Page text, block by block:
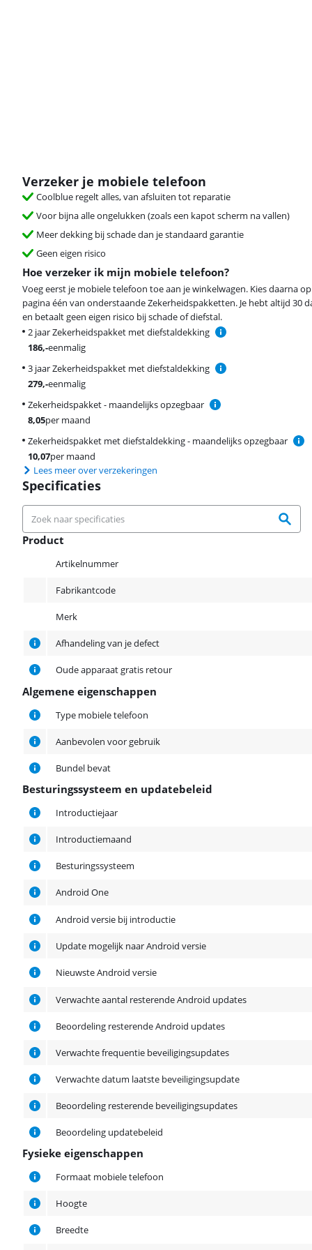
Verzeker je mobiele telefoon
Coolblue regelt alles, van afsluiten tot reparatie
Voor bijna alle ongelukken (zoals een kapot scherm na vallen)
Meer dekking bij schade dan je standaard garantie
Geen eigen risico
Hoe verzeker ik mijn mobiele telefoon?
Voeg eerst je mobiele telefoon toe aan je winkelwagen. Kies daarna
pagina één van onderstaande Zekerheidspakketten. Je hebt altijd 30
en betaalt geen eigen risico bij schade of diefstal.
2 jaar Zekerheidspakket met diefstaldekking
186,-eenmalig
3 jaar Zekerheidspakket met diefstaldekking
279,-eenmalig
Zekerheidspakket - maandelijks opzegbaar
8,05per maand
Zekerheidspakket met diefstaldekking - maandelijks opzegbaar
10,07per maand
Lees meer over verzekeringen
Specificaties
Product
Artikelnummer
Fabrikantcode
Merk
Afhandeling van je defect
Oude apparaat gratis retour
Algemene eigenschappen
Algemene eigenschappen
Type mobiele telefoon
Aanbevolen voor gebruik
Bundel bevat
Besturingssysteem en updatebeleid
Besturingssysteem en updatebeleid
Introductiejaar
Introductiemaand
Besturingssysteem
Android One
Android versie bij introductie
Update mogelijk naar Android versie
Nieuwste Android versie
Verwachte aantal resterende Android updates
Beoordeling resterende Android updates
Verwachte frequentie beveiligingsupdates
Verwachte datum laatste beveiligingsupdate
Beoordeling resterende beveiligingsupdates
Beoordeling updatebeleid
Fysieke eigenschappen
Fysieke eigenschappen
Formaat mobiele telefoon
Hoogte
Breedte